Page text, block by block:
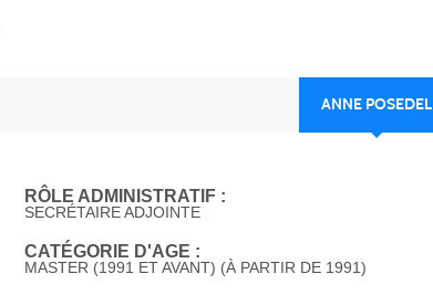
ANNE POSEDEL
RÔLE ADMINISTRATIF :
SECRÉTAIRE ADJOINTE
CATÉGORIE D'AGE :
MASTER (1991 ET AVANT) (À PARTIR DE 1991)